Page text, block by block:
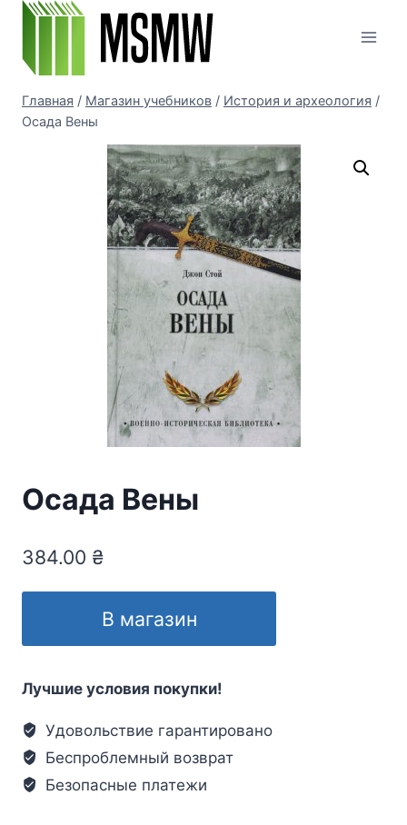
Перейти
содержимому
Главная / Магазин учебников / История и археология /
Осада Вены
Осада Вены
384.00 ₴
В магазин
Лучшие условия покупки!
Удовольствие гарантировано
Беспроблемный возврат
Безопасные платежи